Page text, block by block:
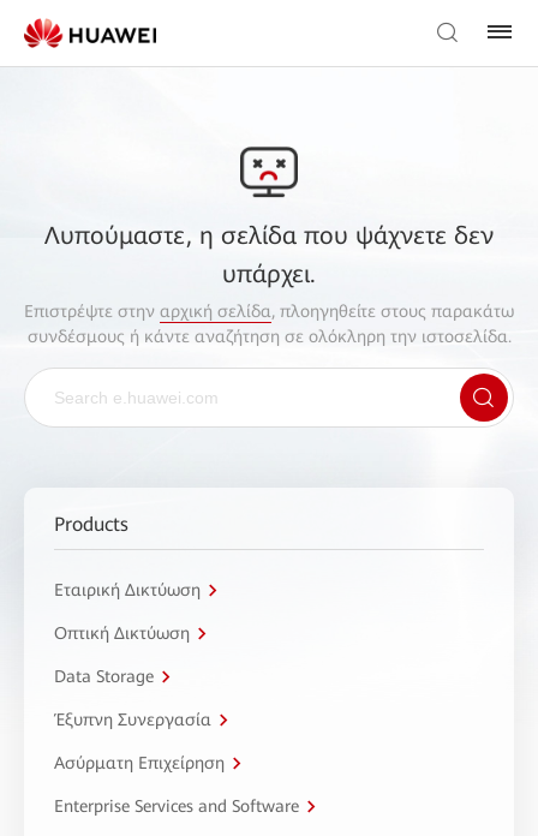
Λυπούμαστε, η σελίδα που ψάχνετε δεν
υπάρχει.
Επιστρέψτε στην αρχική σελίδα, πλοηγηθείτε στους παρακάτω
συνδέσμους ή κάντε αναζήτηση σε ολόκληρη την ιστοσελίδα.
Products
Εταιρική Δικτύωση
Οπτική Δικτύωση
Data Storage
Έξυπνη Συνεργασία
Ασύρματη Επιχείρηση
Enterprise Services and Software